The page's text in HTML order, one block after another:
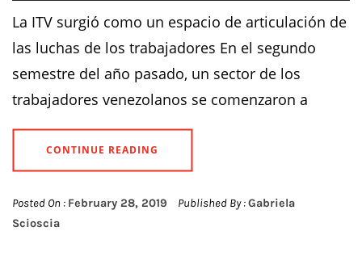
La ITV surgió como un espacio de articulación de
las luchas de los trabajadores En el segundo
semestre del año pasado, un sector de los
trabajadores venezolanos se comenzaron a
CONTINUE READING
Posted On : February 28, 2019 Published By :Gabriela
Scioscia